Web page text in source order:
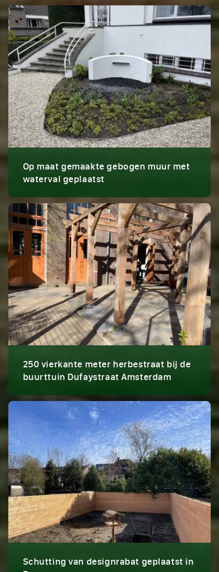
Op maat gemaakte gebogen muur met
waterval geplaatst
250 vierkante meter herbestraat bij de
buurttuin Dufaystraat Amsterdam
Schutting van designrabat geplaatst in